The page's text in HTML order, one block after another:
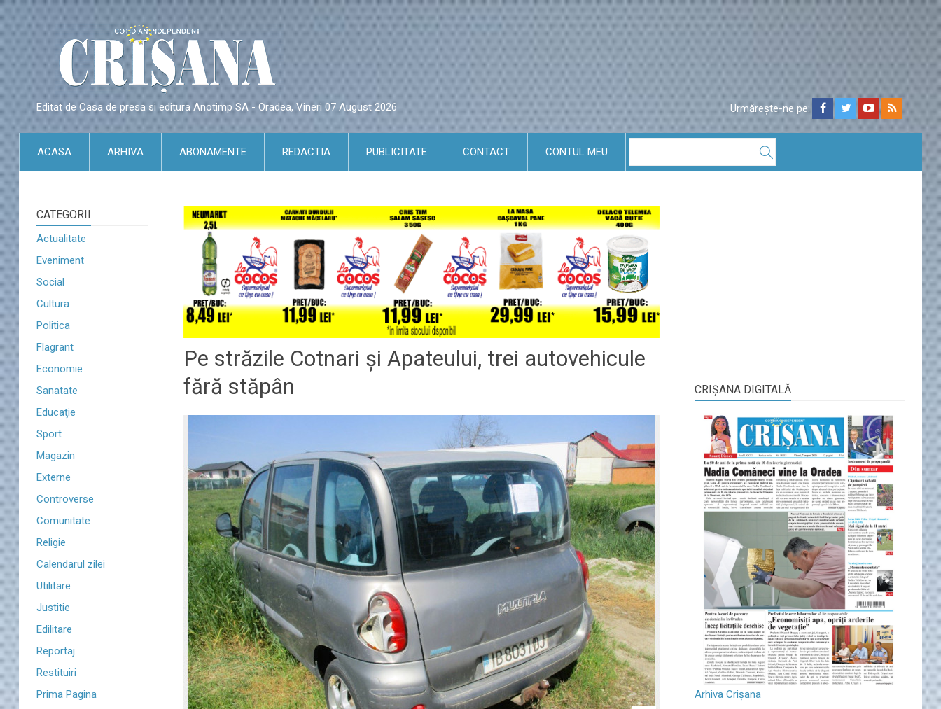
Editat de Casa de presa si editura Anotimp SA - Oradea, Vineri 07 August 2026 Urmărește-ne pe:
ACASA ARHIVA ABONAMENTE REDACTIA PUBLICITATE CONTACT CONTUL MEU
CATEGORII
Actualitate
Eveniment
Social
Cultura
Politica
Flagrant
Economie
Sanatate
Educaţie
Sport
Magazin
Externe
Controverse
Comunitate
Religie
Calendarul zilei
Utilitare
Justitie
Edilitare
Reportaj
Restituiri
Prima Pagina
Pe străzile Cotnari şi Apateului, trei autovehicule
fără stăpân
CRIŞANA DIGITALĂ
Arhiva Crișana